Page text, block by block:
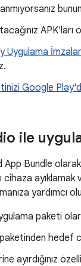
APK'ları
Uygulama
Google
ile
App Bundle
yardımcı
paketi
hedef
ayırdığınız